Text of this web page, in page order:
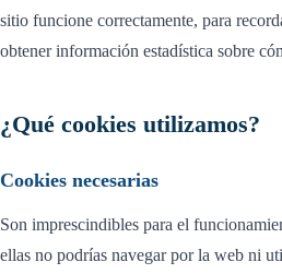
sitio funcione correctamente, para
obtener información estadística sobre
¿Qué cookies utilizamos?
Cookies necesarias
Son imprescindibles para el
ellas no podrías navegar por la web ni